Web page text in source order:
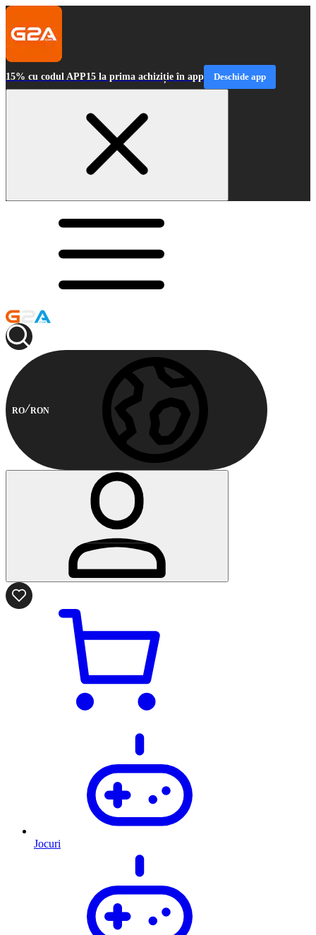
15% cu codul APP15 la prima achiziție în app Deschide app
RO RON
Jocuri